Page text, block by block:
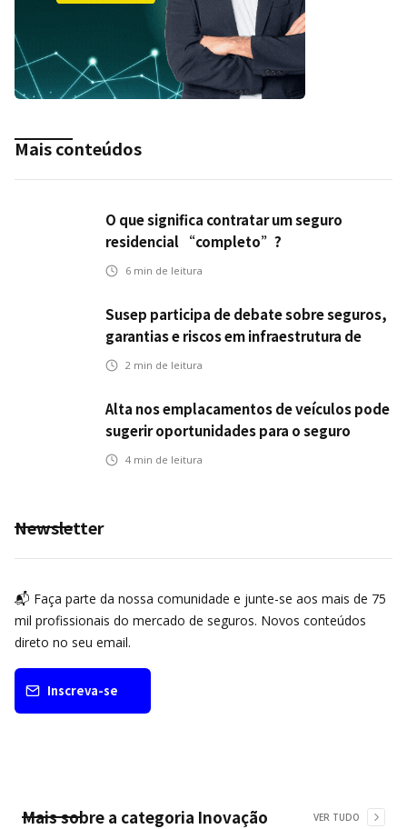
Mais conteúdos
O que significa contratar um seguro
residencial “completo”?
6 min de leitura
Susep participa de debate sobre seguros,
garantias e riscos em infraestrutura de
transportes
2 min de leitura
Alta nos emplacamentos de veículos pode
sugerir oportunidades para o seguro
automotivo
4 min de leitura
Newsletter
📬 Faça parte da nossa comunidade e junte-se aos mais de 75
mil profissionais do mercado de seguros. Novos conteúdos
direto no seu email.
Inscreva-se
Mais sobre a categoria Inovação VER TUDO